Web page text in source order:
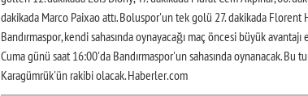
dakikada Marco Paixao attı. Boluspor'un tek golü 27. dakikada
Bandırmaspor, kendi sahasında oynayacağı maç öncesi büyük avantajı
Cuma günü saat 16:00'da Bandırmaspor'un sahasında oynanacak. Bu
Karagümrük'ün rakibi olacak. Haberler.com